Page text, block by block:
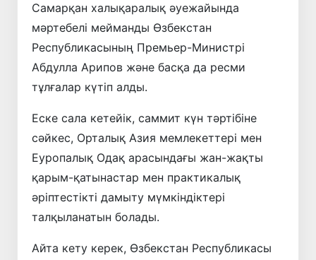
Самарқан халықаралық әуежайында
мәртебелі мейманды Өзбекстан
Республикасының Премьер-Министрі
Абдулла Арипов және басқа да ресми
тұлғалар күтіп алды.
Еске сала кетейік, саммит күн тәртібіне
сәйкес, Орталық Азия мемлекеттері мен
Еуропалық Одақ арасындағы жан-жақты
қарым-қатынастар мен практикалық
әріптестікті дамыту мүмкіндіктері
талқыланатын болады.
Айта кету керек, Өзбекстан Республикасы